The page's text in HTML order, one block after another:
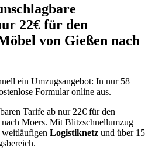
22€ für den
von Gießen nach
ein Umzugsangebot: In nur 58
Formular online aus.
Tarife ab nur 22€ für den
Moers. Mit Blitzschnellumzug
weitläufigen Logistiknetz und über 15